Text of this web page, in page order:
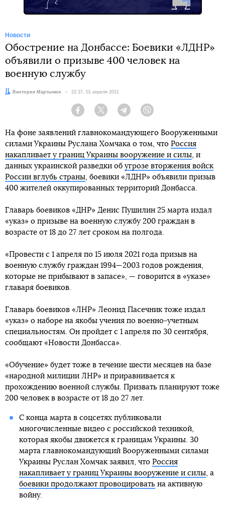
Новости
Обострение на Донбассе: Боевики «ЛДНР»
объявили о призыве 400 человек на
военную службу
Автор:Виктория Мартынюк Дата:
22:37, 01 апреля 2021
Facebook Twitter Telegram
На фоне заявлений главнокомандующего Вооруженными
силами Украины Руслана Хомчака о том, что Россия
накапливает у границ Украины вооружение и силы, и
данных украинской разведки об угрозе вторжения войск
России вглубь страны, боевики «ЛДНР» объявили призыв
400 жителей оккупированных территорий Донбасса.
Главарь боевиков «ДНР» Денис Пушилин 25 марта издал
«указ» о призыве на военную службу 200 граждан в
возрасте от 18 до 27 лет сроком на полгода.
«Провести с 1 апреля по 15 июля 2021 года призыв на
военную службу граждан 1994—2003 годов рождения,
которые не прибывают в запасе», — говорится в «указе»
главаря боевиков.
Главарь боевиков «ЛНР» Леонид Пасечник тоже издал
«указ» о наборе на якобы учения по военно-учетным
специальностям. Он пройдет с 1 апреля по 30 сентября,
сообщают «Новости Донбасса».
«Обучение» будет тоже в течение шести месяцев на базе
«народной милиции ЛНР» и приравнивается к
прохождению военной службы. Призвать планируют тоже
200 человек в возрасте от 18 до 27 лет.
С конца марта в соцсетях публиковали
многочисленные видео с российской техникой,
которая якобы движется к границам Украины. 30
марта главнокомандующий Вооруженными силами
Украины Руслан Хомчак заявил, что Россия
накапливает у границ Украины вооружение и силы, а
боевики продолжают провоцировать на активную
войну.